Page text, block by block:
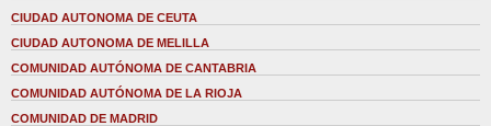
CIUDAD AUTONOMA DE CEUTA
CIUDAD AUTONOMA DE MELILLA
COMUNIDAD AUTÓNOMA DE CANTABRIA
COMUNIDAD AUTÓNOMA DE LA RIOJA
COMUNIDAD DE MADRID